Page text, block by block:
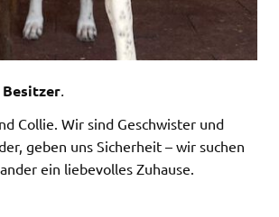
.
Collie. Wir sind Geschwister und
geben uns Sicherheit – wir suchen
ein liebevolles Zuhause.